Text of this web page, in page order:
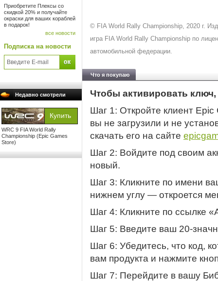
Приобретите Плексы со
скидкой 20% и получайте
окраски для ваших кораблей
в подарок!
все новости
Подписка на новости
Недавно смотрели
WRC 9 FIA World Rally
Championship (Epic Games
Store)
© FIA World Rally Championship, 2020 г.
игра FIA World Rally Championship по
автомобильной федерации.
Что я покупаю
Чтобы активировать
Шаг 1: Откройте клиент
вы не загрузили и не
скачать его на сайте
Шаг 2: Войдите под своим
новый.
Шаг 3: Кликните по имени
нижнем углу — откроется
Шаг 4: Кликните по ссылке
Шаг 5: Введите ваш 20-
Шаг 6: Убедитесь, что код,
вам продукта и нажмите
Шаг 7: Перейдите в вашу